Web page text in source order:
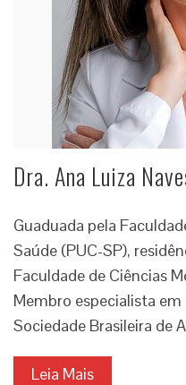
Dra. Ana Luiza
Guaduada pela
Saúde (PUC-SP),
Faculdade de Ciências
Membro especialista
Sociedade Brasileira de
Leia Mais